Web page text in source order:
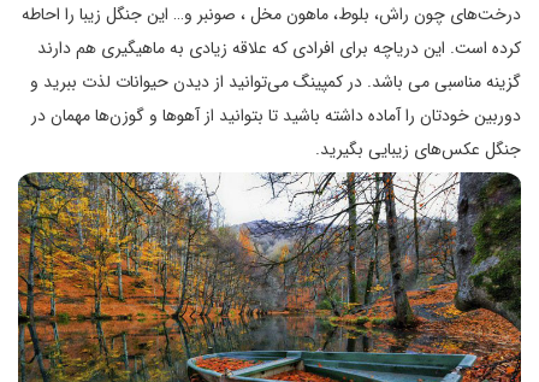
درخت‌های چون راش، بلوط، ماهون مخل ، صونبر و… این جنگل زیبا را احاطه
کرده است. این دریاچه برای افرادی که علاقه زیادی به ماهیگیری هم دارند
گزینه مناسبی می باشد. در کمپینگ می‌توانید از دیدن حیوانات لذت ببرید و
دوربین خودتان را آماده داشته باشید تا بتوانید از آهوها و گوزن‌ها مهمان در
جنگل عکس‌های زیبایی بگیرید.